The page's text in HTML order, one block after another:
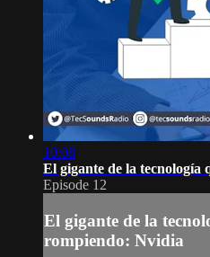
10:08
El gigante de la tecnología
Episode 12
El gigante de la
rompiendo: Nvidia